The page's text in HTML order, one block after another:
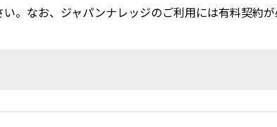
。なお、ジャパンナレッジのご利用には有料契約